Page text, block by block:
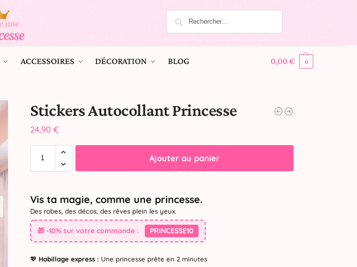
ACCESSOIRES DÉCORATION BLOG 0,00€ 0
Stickers Autocollant Princesse
24,90 €
Ajouter au panier
Vis ta magie, comme une princesse.
Des robes, des décos, des rêves plein les yeux.
🎁 -10% sur votre commande : PRINCESSE10
💖 Habillage express : Une princesse prête en 2 minutes